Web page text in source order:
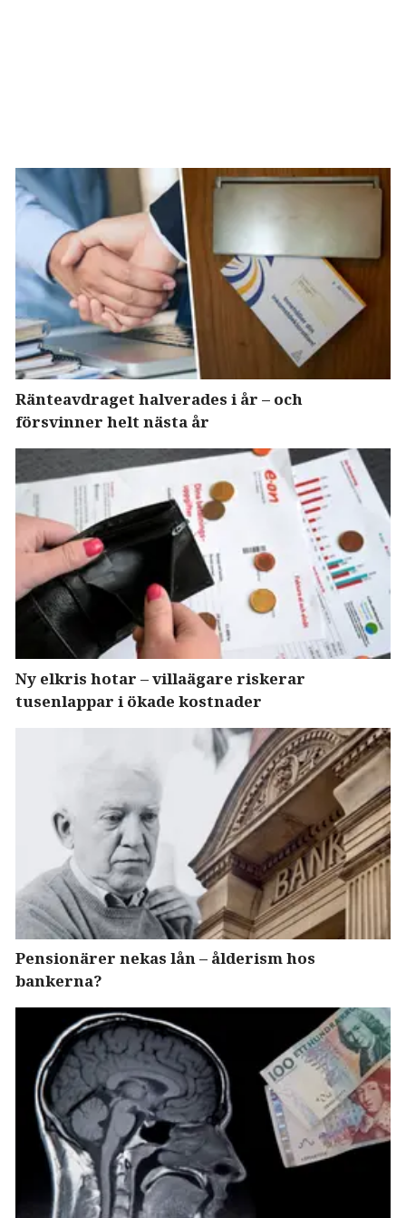
Ränteavdraget halverades i år – och
försvinner helt nästa år
Ny elkris hotar – villaägare riskerar
tusenlappar i ökade kostnader
Pensionärer nekas lån – ålderism hos
bankerna?